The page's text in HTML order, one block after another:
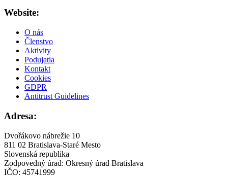
Website:
O nás
Členstvo
Aktivity
Podujatia
Kontakt
Cookies
GDPR
Antitrust Guidelines
Adresa:
Dvořákovo nábrežie 10
811 02 Bratislava-Staré Mesto
Slovenská republika
Zodpovedný úrad: Okresný úrad Bratislava
IČO: 45741999